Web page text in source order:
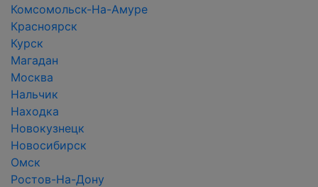
Комсомольск-На-Амуре
Красноярск
Курск
Магадан
Москва
Нальчик
Находка
Новокузнецк
Новосибирск
Омск
Ростов-На-Дону